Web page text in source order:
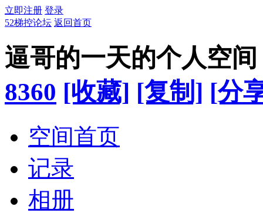
立即注册 登录
52梯控论坛 返回首页
逼哥的一天的个人空间
8360 [收藏] [复制] [分
空间首页
记录
相册